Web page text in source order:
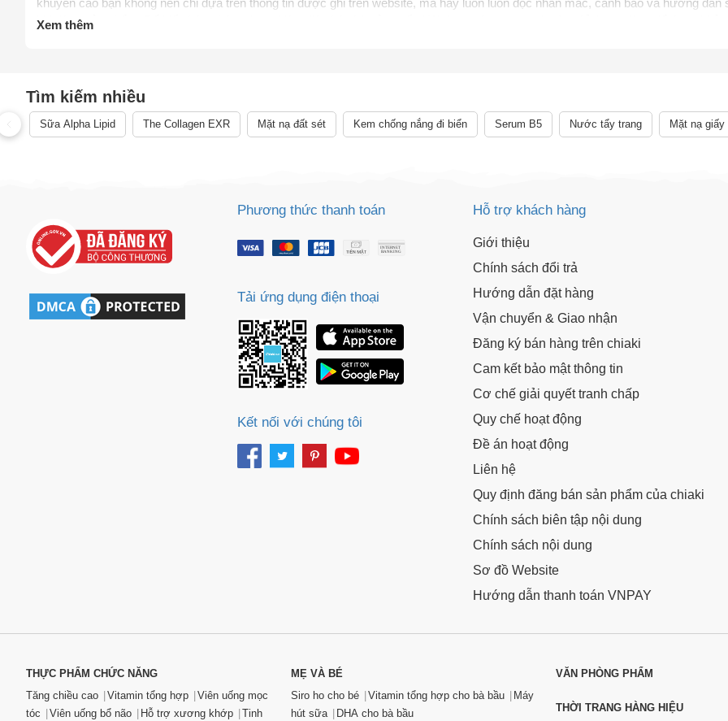
khuyến cáo bạn không nên chỉ dựa trên thông tin được ghi trên website, mà hãy luôn luôn đọc nhãn mác, cảnh báo và hướng
khi dùng sản phẩm. Để biết thêm thông tin, vui lòng liên hệ nhà sản xuất. Nội dung trên trang web này chỉ được dùng để tham khảo,
điều trị, chữa trị, hay phòng ngừa bệnh tật cùng các vấn đề sức khỏe khác. Chúng tôi không chịu trách nhiệm về nhầm lẫn hay sai
phẩm.
Xem thêm
Tìm kiếm nhiều
Sữa Alpha Lipid The Collagen EXR Mặt nạ đất sét Kem chống nắng đi biển Serum B5 Nước tẩy trang Mặt nạ giấy
Phương thức thanh toán
Tải ứng dụng điện thoại
Kết nối với chúng tôi
Hỗ trợ khách hàng
Giới thiệu
Chính sách đổi trả
Hướng dẫn đặt hàng
Vận chuyển & Giao nhận
Đăng ký bán hàng trên chiaki
Cam kết bảo mật thông tin
Cơ chế giải quyết tranh chấp
Quy chế hoạt động
Đề án hoạt động
Liên hệ
Quy định đăng bán sản phẩm của chiaki
Chính sách biên tập nội dung
Chính sách nội dung
Sơ đồ Website
Hướng dẫn thanh toán VNPAY
THỰC PHẨM CHỨC NĂNG
Tăng chiều cao
Vitamin tổng hợp
Viên uống mọc
tóc
Viên uống bổ não Hỗ trợ xương khớp
Tinh
MẸ VÀ BÉ
Siro ho cho bé
Vitamin tổng hợp cho bà bầu
Máy
hút sữa
DHA cho bà bầu
VĂN PHÒNG PHẨM
THỜI TRANG HÀNG HIỆU